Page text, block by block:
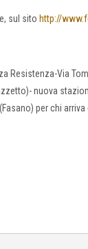
sul sito http://
Resistenza-Via
nuova
per chi arriva